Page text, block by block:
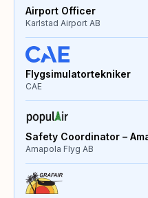
Airport Officer
Karlstad Airport AB
Flygsimulatortekniker
CAE
Safety Coordinator –
Amapola Flyg AB